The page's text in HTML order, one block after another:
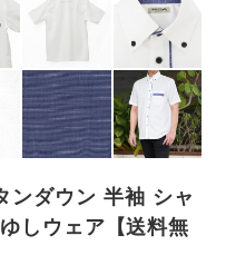
ンダウン 半袖 シャ
しウェア【送料無